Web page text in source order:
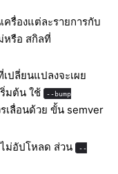
ครื่องแต่ละรายการกับ
หรือ สกิลที่
ปลี่ยนแปลงจะเผย
มต้น ใช้
--bump
เลื่อนด้วย ขั้น semver
ม่อัปโหลด ส่วน --